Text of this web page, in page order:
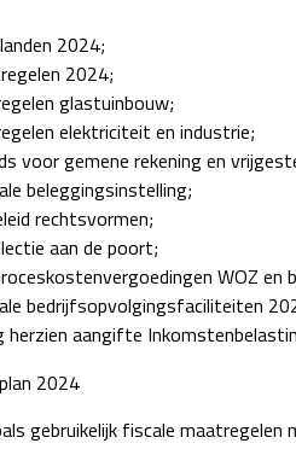
2024;
2024;
glastuinbouw;
elektriciteit en industrie;
voor gemene rekening en
beleggingsinstelling;
rechtsvormen;
aan de poort;
WOZ en
bedrijfsopvolgingsfaciliteiten
herzien aangifte
2024
gebruikelijk fiscale